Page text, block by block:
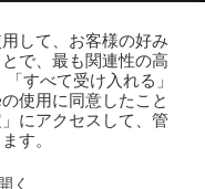
ウォール.com｜イベント
応】
して、お客様の好み
で、最も関連性の高
すべて受け入れる」
使用に同意したこと
にアクセスして、管
す。
く